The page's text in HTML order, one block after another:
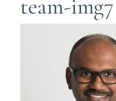
team-img7